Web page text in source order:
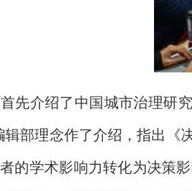
先介绍了中国城市治理研
辑部理念作了介绍，指出
的学术影响力转化为决策